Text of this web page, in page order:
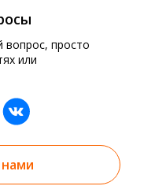
вопрос, просто
или
нами